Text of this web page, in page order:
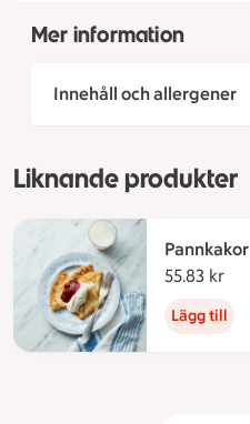
Mer information
Innehåll och allergener
Liknande produkter
Pannkakor
55.83 kr
Lägg till